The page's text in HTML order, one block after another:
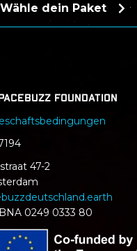
Wähle dein Paket
Foundation
47-2
0249 0333 80